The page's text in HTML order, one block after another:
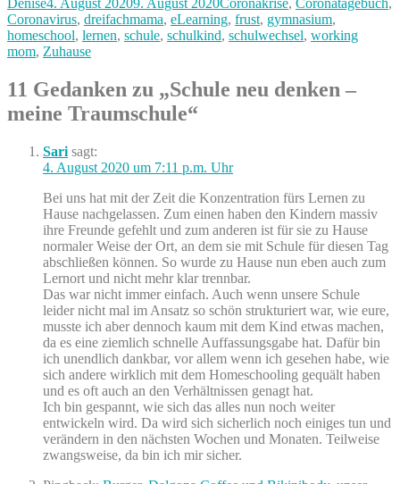
Denise
am
4. August 20209. August 2020Coronakrise, Coronatagebuch,
Coronavirus, dreifachmama, eLearning, frust, gymnasium,
homeschool, lernen, schule, schulkind, schulwechsel, working
mom, Zuhause
11 Gedanken zu „Schule neu denken –
meine Traumschule“
Sari sagt:
4. August 2020 um 7:11 p.m. Uhr
Bei uns hat mit der Zeit die Konzentration fürs Lernen zu
Hause nachgelassen. Zum einen haben den Kindern massiv
ihre Freunde gefehlt und zum anderen ist für sie zu Hause
normaler Weise der Ort, an dem sie mit Schule für diesen Tag
abschließen können. So wurde zu Hause nun eben auch zum
Lernort und nicht mehr klar trennbar.
Das war nicht immer einfach. Auch wenn unsere Schule
leider nicht mal im Ansatz so schön strukturiert war, wie eure,
musste ich aber dennoch kaum mit dem Kind etwas machen,
da es eine ziemlich schnelle Auffassungsgabe hat. Dafür bin
ich unendlich dankbar, vor allem wenn ich gesehen habe, wie
sich andere wirklich mit dem Homeschooling gequält haben
und es oft auch an den Verhältnissen genagt hat.
Ich bin gespannt, wie sich das alles nun noch weiter
entwickeln wird. Da wird sich sicherlich noch einiges tun und
verändern in den nächsten Wochen und Monaten. Teilweise
zwangsweise, da bin ich mir sicher.